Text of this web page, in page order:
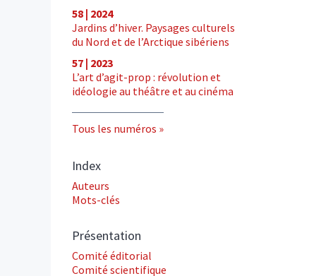
58 | 2024
Jardins d’hiver. Paysages culturels
du Nord et de l’Arctique sibériens
57 | 2023
L’art d’agit-prop : révolution et
idéologie au théâtre et au cinéma
Tous les numéros
Index
Auteurs
Mots-clés
Présentation
Comité éditorial
Comité scientifique